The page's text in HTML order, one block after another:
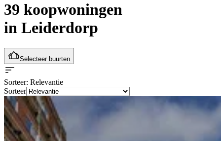
39 koopwoningen
in Leiderdorp
Selecteer buurten
Sorteer: Relevantie
Sorteer